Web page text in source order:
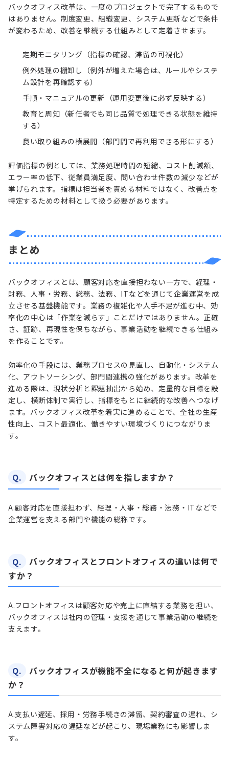
バックオフィス改革は、一度のプロジェクトで完了するもので
はありません。制度変更、組織変更、システム更新などで条件
が変わるため、改善を継続する仕組みとして定着させます。
定期モニタリング（指標の確認、滞留の可視化）
例外処理の棚卸し（例外が増えた場合は、ルールやシステ
ム設計を再確認する）
手順・マニュアルの更新（運用変更後に必ず反映する）
教育と周知（新任者でも同じ品質で処理できる状態を維持
する）
良い取り組みの横展開（部門間で再利用できる形にする）
評価指標の例としては、業務処理時間の短縮、コスト削減額、
エラー率の低下、従業員満足度、問い合わせ件数の減少などが
挙げられます。指標は担当者を責める材料ではなく、改善点を
特定するための材料として扱う必要があります。
まとめ
バックオフィスとは、顧客対応を直接担わない一方で、経理・
財務、人事・労務、総務、法務、ITなどを通じて企業運営を成
立させる基盤機能です。業務の複雑化や人手不足が進む中、効
率化の中心は「作業を減らす」ことだけではありません。正確
さ、証跡、再現性を保ちながら、事業活動を継続できる仕組み
を作ることです。
効率化の手段には、業務プロセスの見直し、自動化・システム
化、アウトソーシング、部門間連携の強化があります。改革を
進める際は、現状分析と課題抽出から始め、定量的な目標を設
定し、横断体制で実行し、指標をもとに継続的な改善へつなげ
ます。バックオフィス改革を着実に進めることで、全社の生産
性向上、コスト最適化、働きやすい環境づくりにつながりま
す。
Q. バックオフィスとは何を指しますか？
A.顧客対応を直接担わず、経理・人事・総務・法務・ITなどで
企業運営を支える部門や機能の総称です。
Q.
バックオフィスとフロントオフィスの違いは何で
すか？
A.フロントオフィスは顧客対応や売上に直結する業務を担い、
バックオフィスは社内の管理・支援を通じて事業活動の継続を
支えます。
Q.
バックオフィスが機能不全になると何が起きます
か？
A.支払い遅延、採用・労務手続きの滞留、契約審査の遅れ、シ
ステム障害対応の遅延などが起こり、現場業務にも影響しま
す。